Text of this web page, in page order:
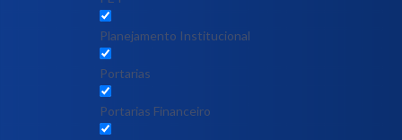
Planejamento Institucional
Portarias
Portarias Financeiro